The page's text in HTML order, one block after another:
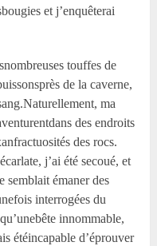
et j’enquêterai
touffes de
de la caverne,
ma
des endroits
des rocs.
j’ai été secoué, et
semblait émaner des
interrogées du
innommable,
étéincapable d’éprouver